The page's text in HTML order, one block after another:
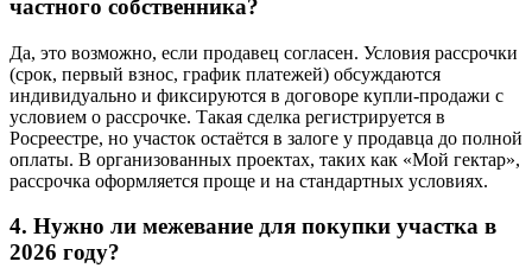
частного собственника?
Да, это возможно, если продавец согласен. Условия рассрочки
(срок, первый взнос, график платежей) обсуждаются
индивидуально и фиксируются в договоре купли-продажи с
условием о рассрочке. Такая сделка регистрируется в
Росреестре, но участок остаётся в залоге у продавца до полной
оплаты. В организованных проектах, таких как «Мой гектар»,
рассрочка оформляется проще и на стандартных условиях.
4. Нужно ли межевание для покупки участка в
2026 году?